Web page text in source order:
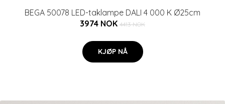
BEGA 50078 LED-taklampe DALI 4 000 K Ø25cm
3974 NOK 4413 NOK
KJØP NÅ